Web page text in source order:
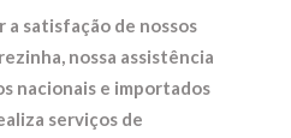
a satisfação de nossos
, nossa assistência
nacionais e importados
serviços de